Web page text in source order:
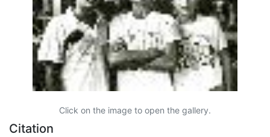
Click on the image to open the gallery.
Citation